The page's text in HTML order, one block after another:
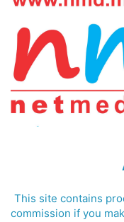
This site contains
commission if you